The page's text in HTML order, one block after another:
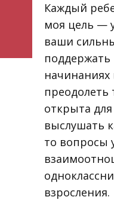
Каждый
моя цель —
ваши
преодолеть
открыта
выслушать
то вопросы
взросления.